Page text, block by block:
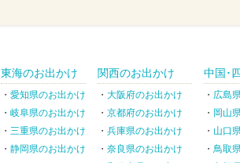
東海のお出かけ
愛知県のお出かけ
岐阜県のお出かけ
三重県のお出かけ
静岡県のお出かけ
関西のお出かけ
大阪府のお出かけ
京都府のお出かけ
兵庫県のお出かけ
奈良県のお出かけ
中国･
広島
岡山
山口
鳥取